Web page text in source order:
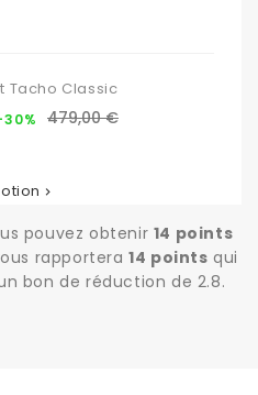
Tacho Classic
Prix
479,00 €

pouvez obtenir 14 points
rapportera14 points qui
bon de réduction de 2.8.